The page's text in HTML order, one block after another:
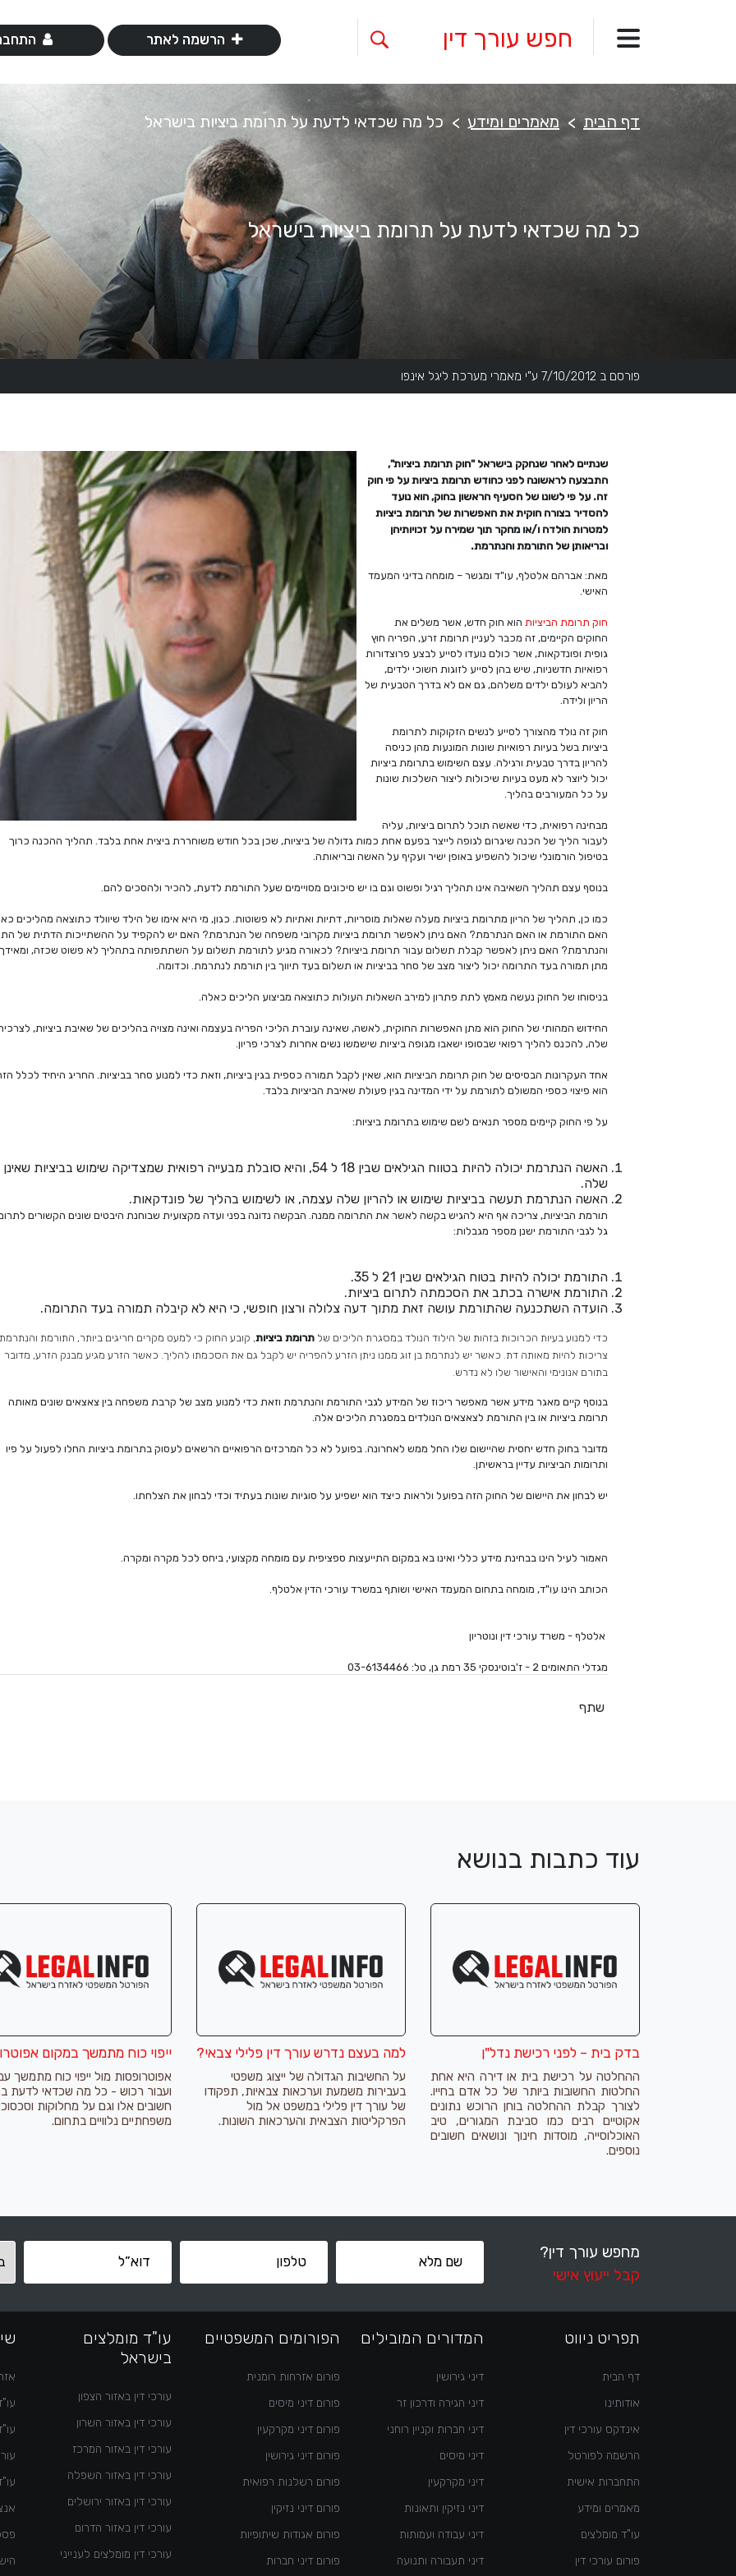
הרשמה לאתר
דף הבית מאמרים ומידע כל מה שכדאי לדעת על תרומת ביציות בישראל
כל מה שכדאי לדעת על תרומת ביציות בישראל
פורסם ב 7/10/2012 ע"י מאמרי מערכת ליגל אינפו
שנתיים לאחר שנחקק בישראל "חוק תרומת ביציות",
התבצעה לראשונה לפני כחודש תרומת ביציות על פי חוק
זה. על פי לשונו של הסעיף הראשון בחוק, הוא נועד
להסדיר בצורה חוקית את האפשרות של תרומת ביציות
למטרות הולדה ו/או מחקר תוך שמירה על זכויותיהן
ובריאותן של התורמת והנתרמת.
מאת: אברהם אלטלף, עו"ד ומגשר – מומחה בדיני המעמד
האישי.
חוק תרומת הביציות הוא חוק חדש, אשר משלים את
החוקים הקיימים, זה מכבר לעניין תרומת זרע, הפריה חוץ
גופית ופונדקאות, אשר כולם נועדו לסייע לבצע פרוצדורות
רפואיות חדשניות, שיש בהן לסייע לזוגות חשוכי ילדים,
להביא לעולם ילדים משלהם, גם אם לא בדרך הטבעית של
הריון ולידה.
חוק זה נולד מהצורך לסייע לנשים הזקוקות לתרומת
ביציות בשל בעיות רפואיות שונות המונעות מהן כניסה
להריון בדרך טבעית ורגילה. עצם השימוש בתרומת ביציות
יכול ליוצר לא מעט בעיות שיכולות ליצור השלכות שונות
על כל המעורבים בהליך.
מבחינה רפואית, כדי שאשה תוכל לתרום ביציות, עליה
לעבור הליך של הכנה שיגרום לגופה לייצר בפעם אחת כמות גדולה של ביציות, שכן בכל חודש משוחררת ביצית אחת בלבד. תהליך ההכנה כרוך
בטיפול הורמונלי שיכול להשפיע באופן ישיר ועקיף על האשה ובריאותה.
בנוסף עצם תהליך השאיבה אינו תהליך רגיל ופשוט וגם בו יש סיכונים מסויימים שעל התורמת לדעת, להכיר ולהסכים להם.
כמו כן, תהליך של הריון מתרומת ביציות מעלה שאלות מוסריות, דתיות ואתיות לא פשוטות. כגון, מי היא אימו של הילד שיוולד כתוצאה מהליכים
האם התורמת או האם הנתרמת? האם ניתן לאפשר תרומת ביציות מקרובי משפחה של הנתרמת? האם יש להקפיד על ההשתייכות הדתית של
והנתרמת? האם ניתן לאפשר קבלת תשלום עבור תרומת ביציות? לכאורה מגיע לתורמת תשלום על השתתפותה בתהליך לא פשוט שכזה,
מתן תמורה בעד התרומה יכול ליצור מצב של סחר בביציות או תשלום בעד תיווך בין תורמת לנתרמת. וכדומה.
בניסוחו של החוק נעשה מאמץ לתת פתרון למירב השאלות העולות כתוצאה מביצוע הליכים כאלה.
החידוש המהותי של החוק הוא מתן האפשרות החוקית, לאשה, שאינה עוברת הליכי הפריה בעצמה ואינה מצויה בהליכים של שאיבת ביציות,
שלה, להכנס להליך רפואי שבסופו ישאבו מגופה ביציות שישמשו נשים אחרות לצרכי פריון.
אחד העקרונות הבסיסים של חוק תרומת הביציות הוא, שאין לקבל תמורה כספית בגין ביציות, וזאת כדי למנוע סחר בביציות. החריג היחיד לכלל
הוא פיצוי כספי המשולם לתורמת על ידי המדינה בגין פעולת שאיבת הביציות בלבד.
על פי החוק קיימים מספר תנאים לשם שימוש בתרומת ביציות:
האשה הנתרמת יכולה להיות בטווח הגילאים שבין 18 ל 54, והיא סובלת מבעייה רפואית שמצדיקה שימוש בביציות שאינן
שלה.
האשה הנתרמת תעשה בביציות שימוש או להריון שלה עצמה, או לשימוש בהליך של פונדקאות.
תורמת הביציות, צריכה אף היא להגיש בקשה לאשר את התרומה ממנה. הבקשה נדונה בפני ועדה מקצועית שבוחנת היבטים שונים הקשורים
גל לגבי התורמת ישנן מספר מגבלות:
התורמת יכולה להיות בטוח הגילאים שבין 21 ל 35.
התורמת אישרה בכתב את הסכמתה לתרום ביציות.
הועדה השתכנעה שהתורמת עושה זאת מתוך דעה צלולה ורצון חופשי, כי היא לא קיבלה תמורה בעד התרומה.
כדי למנוע בעיות הכרוכות בזהות של הילוד הנולד במסגרת הליכים של תרומת ביציות, קובע החוק כי למעט מקרים חריגים ביותר, התורמת והנתרמת
צריכות להיות מאותה דת. כאשר יש לנתרמת בן זוג ממנו ניתן הזרע להפריה יש לקבל גם את הסכמתו להליך. כאשר הזרע מגיע מבנק הזרע, מדובר
בתורם אנונימי והאישור שלו לא נדרש.
בנוסף קיים מאגר מידע אשר מאפשר ריכוז של המידע לגבי התורמת והנתרמת וזאת כדי למנוע מצב של קרבת משפחה בין צאצאים שונים מאותה
תרומת ביציות או בין התורמת לצאצאים הנולדים במסגרת הליכים אלה.
מדובר בחוק חדש יחסית שהיישום שלו החל ממש לאחרונה. בפועל לא כל המרכזים הרפואיים הרשאים לעסוק בתרומת ביציות החלו לפעול על פיו
ותרומות הביציות עדיין בראשיתן.
יש לבחון את היישום של החוק הזה בפועל ולראות כיצד הוא ישפיע על סוגיות שונות בעתיד וכדי לבחון את הצלחתו.
האמור לעיל הינו בבחינת מידע כללי ואינו בא במקום התייעצות ספציפית עם מומחה מקצועי, ביחס לכל מקרה ומקרה.
הכותב הינו עו"ד, מומחה בתחום המעמד האישי ושותף במשרד עורכי הדין אלטלף.
אלטלף - משרד עורכי דין ונוטריון
מגדלי התאומים 2 - ז'בוטינסקי 35 רמת גן, טל: 03-6134466
שתף
עוד כתבות בנושא
בדק בית – לפני רכישת נדל"ן
ההחלטה על רכישת בית או דירה היא אחת
החלטות החשובות ביותר של כל אדם בחייו.
לצורך קבלת ההחלטה בוחן הרוכש נתונים
אקוטיים רבים כמו סביבת המגורים, טיב
האוכלוסייה, מוסדות חינוך ונושאים חשובים
נוספים.
למה בעצם נדרש עורך דין פלילי צבאי?
על החשיבות הגדולה של ייצוג משפטי
בעבירות משמעת וערכאות צבאיות, תפקודו
של עורך דין פלילי במשפט אל מול
הפרקליטות הצבאית והערכאות השונות.
ייפוי כוח מתמשך במקום
אפוטרופסות מול ייפוי כוח מתמשך
ועבור רכוש - כל מה שכדאי לדעת
חשובים אלו וגם על מחלוקות
משפחתיים נלוויים בתחום.
מחפש עורך דין?
קבל ייעוץ אישי
תפריט ניווט
דף הבית
אודותינו
אינדקס עורכי דין
הרשמה לפורטל
התחברות אישית
מאמרים ומידע
עו"ד מומלצים
פורום עורכי דין
המדורים המובילים
דיני גירושין
דיני הגירה ודרכון זר
דיני חברות וקניין רוחני
דיני מיסים
דיני מקרקעין
דיני נזיקין ותאונות
דיני עבודה ועמותות
דיני תעבורה ותנועה
הפורומים המשפטיים
פורום אזרחות רומנית
פורום דיני מיסים
פורום דיני מקרקעין
פורום דיני גירושין
פורום רשלנות רפואית
פורום דיני נזיקין
פורום אגודות שיתופיות
פורום דיני חברות
עו"ד מומלצים
בישראל
עורכי דין באזור הצפון
עורכי דין באזור השרון
עורכי דין באזור המרכז
עורכי דין באזור השפלה
עורכי דין באזור ירושלים
עורכי דין באזור הדרום
עורכי דין מומלצים לענייני